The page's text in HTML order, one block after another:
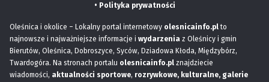
• Polityka prywatności
Oleśnica i okolice – Lokalny portal internetowy olesnicainfo.plto
najnowsze i najważniejsze informacje i wydarzenia z Oleśnicy i gmin
Bierutów, Oleśnica, Dobroszyce, Syców, Dziadowa Kłoda, Międzybórz,
Twardogóra. Na stronach portalu olesnicainfo.pl znajdziecie
wiadomości, aktualności sportowe, rozrywkowe, kulturalne, galerie